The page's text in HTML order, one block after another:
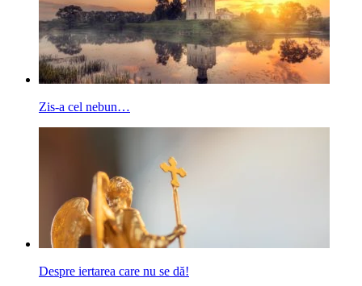
Zis-a cel nebun…
Despre iertarea care nu se dă!